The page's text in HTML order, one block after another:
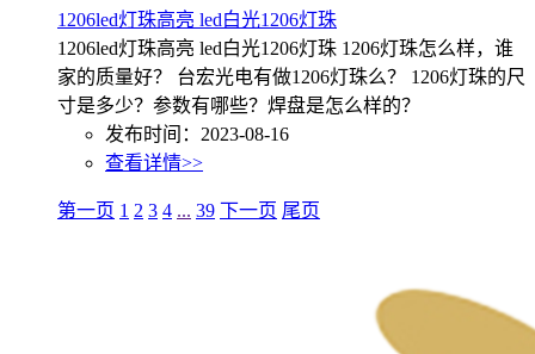
1206led灯珠高亮 led白光1206灯珠
1206led灯珠高亮 led白光1206灯珠 1206灯珠怎么样，谁
家的质量好？ 台宏光电有做1206灯珠么？ 1206灯珠的尺
寸是多少？参数有哪些？焊盘是怎么样的？
发布时间：2023-08-16
查看详情>>
第一页 1 2 3 4 ... 39 下一页 尾页